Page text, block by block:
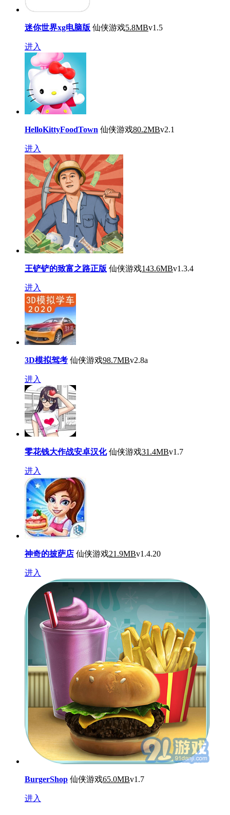
迷你世界xg电脑版 仙侠游戏5.8MBv1.5
进入
HelloKittyFoodTown 仙侠游戏80.2MBv2.1
进入
王铲铲的致富之路正版 仙侠游戏143.6MBv1.3.4
进入
3D模拟驾考 仙侠游戏98.7MBv2.8a
进入
零花钱大作战安卓汉化 仙侠游戏31.4MBv1.7
进入
神奇的披萨店 仙侠游戏21.9MBv1.4.20
进入
BurgerShop 仙侠游戏65.0MBv1.7
进入